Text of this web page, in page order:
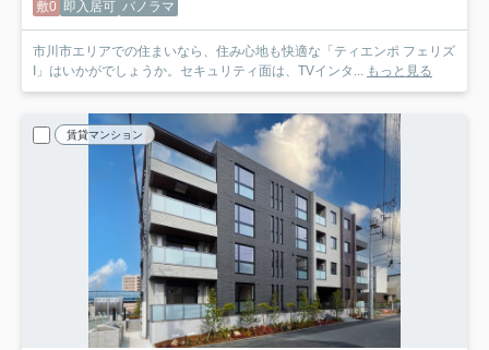
敷0 即入居可 パノラマ
市川市エリアでの住まいなら、住み心地も快適な「ティエンポ フェリズ
I」はいかがでしょうか。セキュリティ面は、TVインタ... もっと見る
賃貸マンション